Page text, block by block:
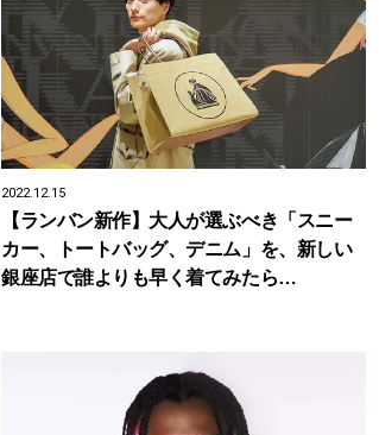
2022.12.15
【ランバン新作】大人が選ぶべき「スニー
カー、トートバッグ、デニム」を、新しい
銀座店で誰よりも早く着てみたら…